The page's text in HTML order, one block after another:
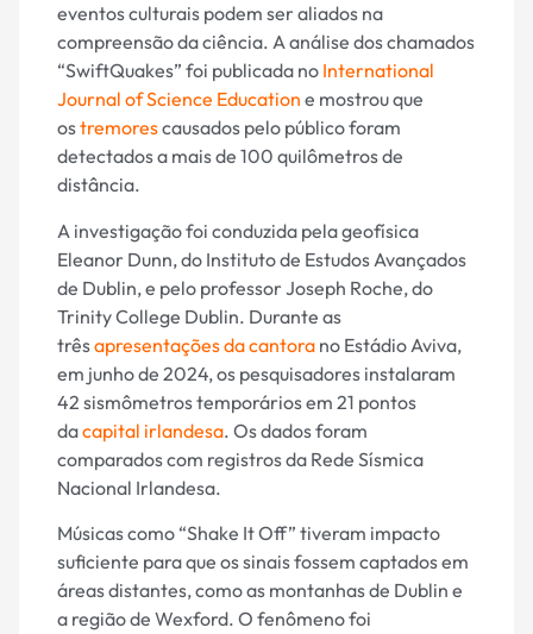
eventos culturais podem ser aliados na
compreensão da ciência. A análise dos chamados
“SwiftQuakes” foi publicada no International
Journal of Science Education e mostrou que
ostremorescausados pelo público foram
detectados a mais de 100 quilômetros de
distância.
A investigação foi conduzida pela geofísica
Eleanor Dunn, do Instituto de Estudos Avançados
de Dublin, e pelo professor Joseph Roche, do
Trinity College Dublin. Durante as
trêsapresentações da cantora no Estádio Aviva,
em junho de 2024, os pesquisadores instalaram
42 sismômetros temporários em 21 pontos
dacapital irlandesa. Os dados foram
comparados com registros da Rede Sísmica
Nacional Irlandesa.
Músicas como “Shake It Off” tiveram impacto
suficiente para que os sinais fossem captados em
áreas distantes, como as montanhas de Dublin e
a região de Wexford. O fenômeno foi